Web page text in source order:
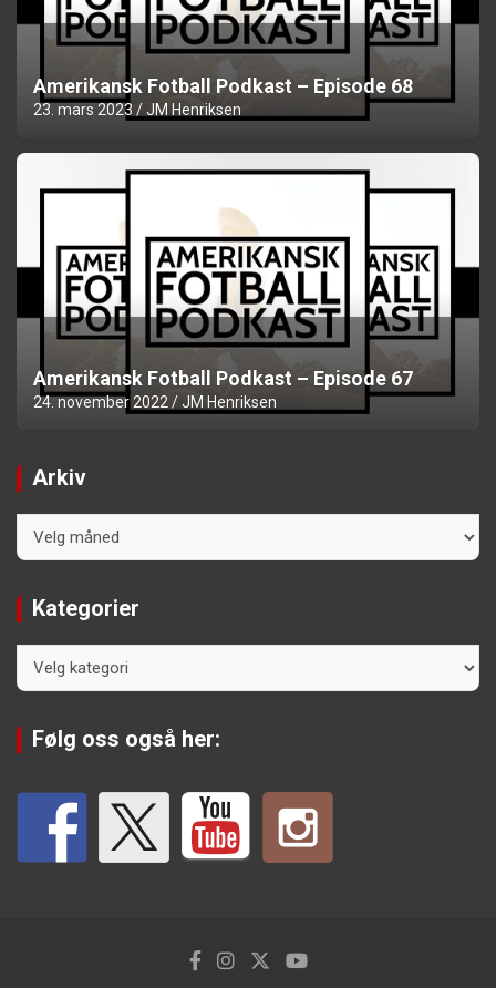
Amerikansk Fotball Podkast – Episode 68
23. mars 2023 JM Henriksen
Amerikansk Fotball Podkast – Episode 67
24. november 2022 JM Henriksen
Arkiv
Kategorier
Følg oss også her: